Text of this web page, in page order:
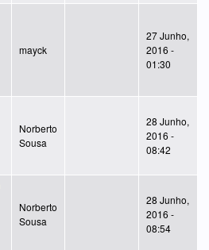
mayck
27 Junho,
2016 -
01:30
Norberto
Sousa
28 Junho,
2016 -
08:42
Norberto
Sousa
28 Junho,
2016 -
08:54